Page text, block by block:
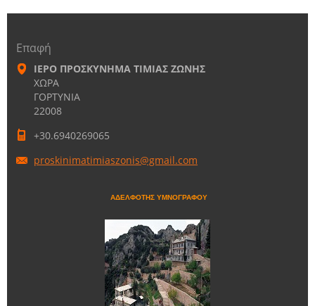
Επαφή
ΙΕΡΟ ΠΡΟΣΚΥΝΗΜΑ ΤΙΜΙΑΣ ΖΩΝΗΣ
ΧΩΡΑ
ΓΟΡΤΥΝΙΑ
22008
+30.6940269065
proskinimatimiaszonis@gmail.com
ΑΔΕΛΦΟΤΗΣ ΥΜΝΟΓΡΑΦΟΥ